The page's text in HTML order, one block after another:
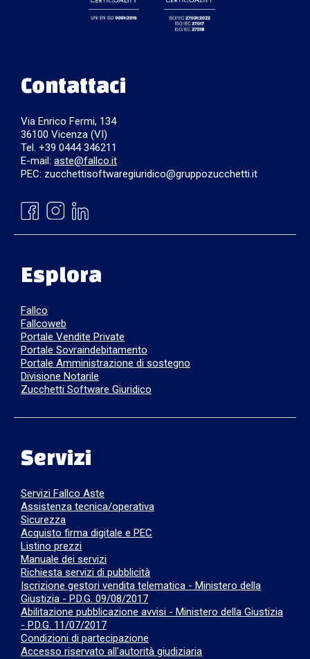
Contattaci
Via Enrico Fermi, 134
36100 Vicenza (VI)
Tel. +39 0444 346211
E-mail: aste@fallco.it
PEC: zucchettisoftwaregiuridico@gruppozucchetti.it
Esplora
Fallco
Fallcoweb
Portale Vendite Private
Portale Sovraindebitamento
Portale Amministrazione di sostegno
Divisione Notarile
Zucchetti Software Giuridico
Servizi
Servizi Fallco Aste
Assistenza tecnica/operativa
Sicurezza
Acquisto firma digitale e PEC
Listino prezzi
Manuale dei servizi
Richiesta servizi di pubblicità
Iscrizione gestori vendita telematica - Ministero della
Giustizia - P.D.G. 09/08/2017
Abilitazione pubblicazione avvisi - Ministero della Giustizia
- P.D.G. 11/07/2017
Condizioni di partecipazione
Accesso riservato all'autorità giudiziaria